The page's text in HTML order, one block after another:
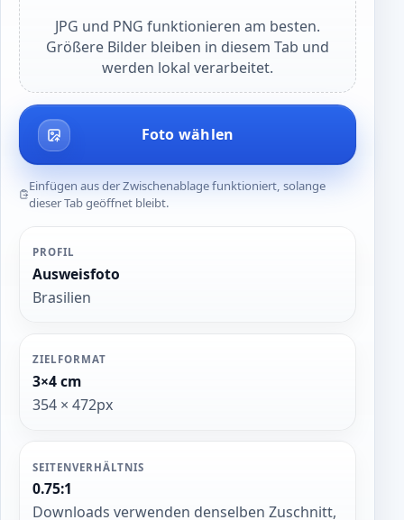
JPG und PNG funktionieren am besten.
Größere Bilder bleiben in diesem Tab und
werden lokal verarbeitet.
Foto wählen
Einfügen aus der Zwischenablage funktioniert, solange
dieser Tab geöffnet bleibt.
PROFIL
Ausweisfoto
Brasilien
ZIELFORMAT
3×4 cm
354 × 472px
SEITENVERHÄLTNIS
0.75:1
Downloads verwenden denselben Zuschnitt,